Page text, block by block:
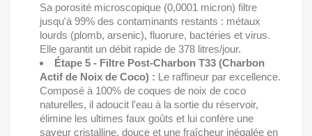
Sa porosité microscopique (0,0001 micron) filtre
jusqu'à 99% des contaminants restants : métaux
lourds (plomb, arsenic), fluorure, bactéries et virus.
Elle garantit un débit rapide de 378 litres/jour.
Étape 5 - Filtre Post-Charbon T33 (Charbon
Actif de Noix de Coco) : Le raffineur par excellence.
Composé à 100% de coques de noix de coco
naturelles, il adoucit l'eau à la sortie du réservoir,
élimine les ultimes faux goûts et lui confère une
saveur cristalline, douce et une fraîcheur inégalée en